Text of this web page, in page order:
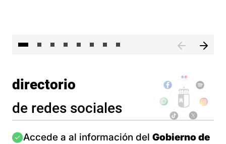
directorio
de redes sociales
Imagen
Accede a al información del Gobierno de